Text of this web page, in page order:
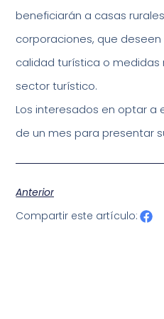
beneficiarán a casas
corporaciones, que deseen
calidad turística o
sector turístico.
Los interesados en optar a
de un mes para presentar
Anterior
Compartir este artículo: